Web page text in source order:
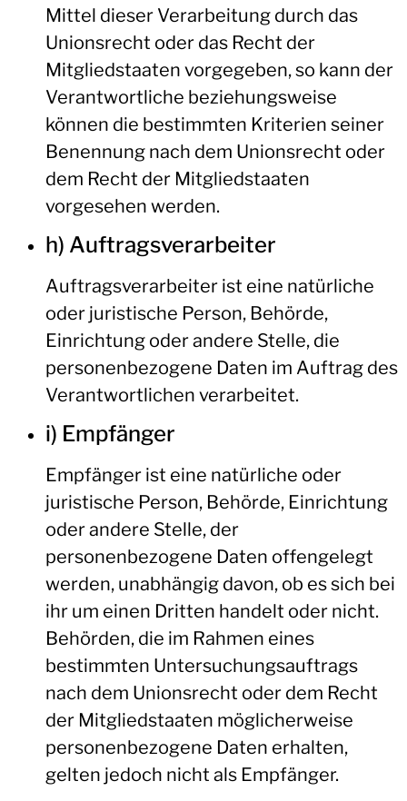
Mittel dieser Verarbeitung durch das
Unionsrecht oder das Recht der
Mitgliedstaaten vorgegeben, so kann der
Verantwortliche beziehungsweise
können die bestimmten Kriterien seiner
Benennung nach dem Unionsrecht oder
dem Recht der Mitgliedstaaten
vorgesehen werden.
h) Auftragsverarbeiter
Auftragsverarbeiter ist eine natürliche
oder juristische Person, Behörde,
Einrichtung oder andere Stelle, die
personenbezogene Daten im Auftrag des
Verantwortlichen verarbeitet.
i) Empfänger
Empfänger ist eine natürliche oder
juristische Person, Behörde, Einrichtung
oder andere Stelle, der
personenbezogene Daten offengelegt
werden, unabhängig davon, ob es sich bei
ihr um einen Dritten handelt oder nicht.
Behörden, die im Rahmen eines
bestimmten Untersuchungsauftrags
nach dem Unionsrecht oder dem Recht
der Mitgliedstaaten möglicherweise
personenbezogene Daten erhalten,
gelten jedoch nicht als Empfänger.